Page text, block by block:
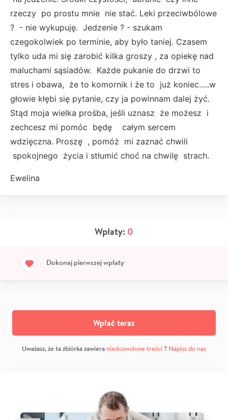
rzeczy po prostu mnie nie stać. Leki przeciwbólowe
? - nie wykupuję. Jedzenie ? - szukam
czegokolwiek po terminie, aby było taniej. Czasem
tylko uda mi się zarobić kilka groszy , za opiekę nad
maluchami sąsiadów. Każde pukanie do drzwi to
stres i obawa, że to komornik i że to już koniec.....w
głowie kłębi się pytanie, czy ja powinnam dalej żyć.
Stąd moja wielka prośba, jeśli uznasz że możesz i
zechcesz mi pomóc będę całym sercem
wdzięczna. Proszę , pomóż mi zaznać chwili
spokojnego życia i stłumić choć na chwilę strach.
Ewelina
Wpłaty: 0
Dokonaj pierwszej wpłaty
Wpłać teraz
Uważasz, że ta zbiórka zawiera niedozwolone treści? Napisz do nas